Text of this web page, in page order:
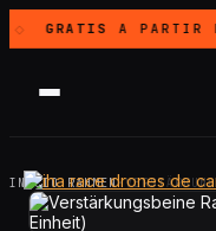
◇ GRATISA PARTIR
INICIO· RAHMEN·